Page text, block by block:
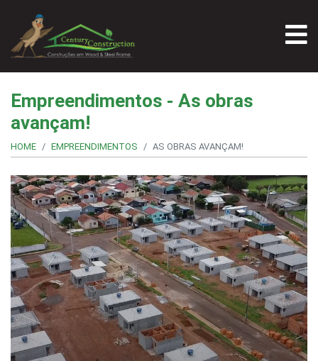
Empreendimentos - As obras
avançam!
HOME EMPREENDIMENTOS AS OBRAS AVANÇAM!